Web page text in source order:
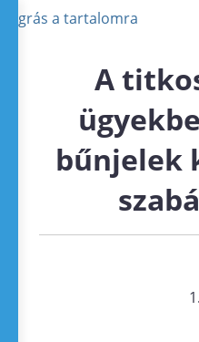
Ugrás a tartalomra
A
bűnjelek